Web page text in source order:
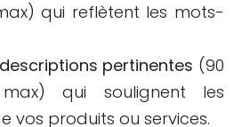
qui reflètent les mots-
pertinentes (90
qui soulignent les
vos produits ou services.